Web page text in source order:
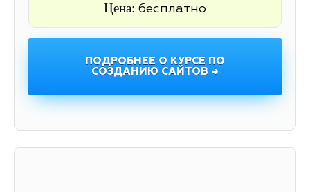
Цена: бесплатно
ПОДРОБНЕЕ О КУРСЕ ПО
СОЗДАНИЮ САЙТОВ →